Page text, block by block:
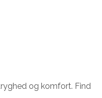
og komfort. Find